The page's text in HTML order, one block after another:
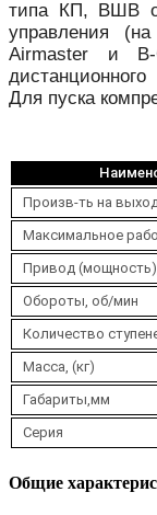
типа КП, ВШВ
управления (на
Airmaster и B-
Для пуска
Произв-ть на
Максимальное
Привод
Обороты, об/мин
Количество
Масса, (кг)
Габариты,мм
Серия
Общие